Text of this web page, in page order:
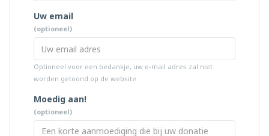
Uw email
(optioneel)
Optioneel voor een bedankje, uw e-mail adres zal niet
worden getoond op de website.
Moedig aan!
(optioneel)